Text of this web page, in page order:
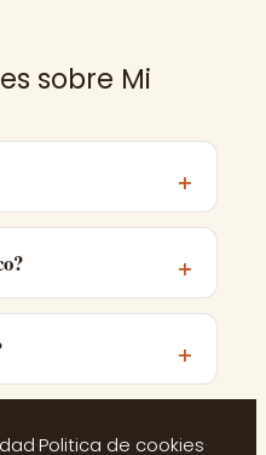
sobre Mi
·Politica de cookies·